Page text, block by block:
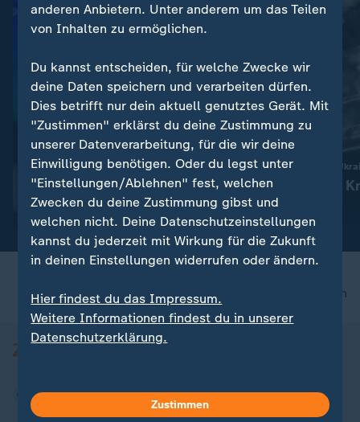
Ähnliche Fälle bei OpenAI und Anthropic:
Auch KI von Meta hackte
sich in fremde Firma
mit Video 0:26
Liveblog
Russland greift die
Aktuelles zum
Ukraine
nach oben
anderen Anbietern. Unter anderem um das Teilen
von Inhalten zu ermöglichen.
Du kannst entscheiden, für welche Zwecke wir
deine Daten speichern und verarbeiten dürfen.
Dies betrifft nur dein aktuell genutztes Gerät. Mit
"Zustimmen" erklärst du deine Zustimmung zu
unserer Datenverarbeitung, für die wir deine
Einwilligung benötigen. Oder du legst unter
"Einstellungen/Ablehnen" fest, welchen
Zwecken du deine Zustimmung gibst und
welchen nicht. Deine Datenschutzeinstellungen
kannst du jederzeit mit Wirkung für die Zukunft
in deinen Einstellungen widerrufen oder ändern.
Hier findest du das Impressum.
Weitere Informationen findest du in unserer
Datenschutzerklärung.
Zustimmen